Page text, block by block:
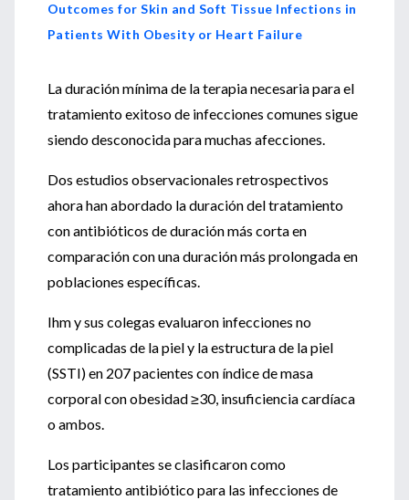
Outcomes for Skin and Soft Tissue Infections in
Patients With Obesity or Heart Failure
La duración mínima de la terapia necesaria para el
tratamiento exitoso de infecciones comunes sigue
siendo desconocida para muchas afecciones.
Dos estudios observacionales retrospectivos
ahora han abordado la duración del tratamiento
con antibióticos de duración más corta en
comparación con una duración más prolongada en
poblaciones específicas.
Ihm y sus colegas evaluaron infecciones no
complicadas de la piel y la estructura de la piel
(SSTI) en 207 pacientes con índice de masa
corporal con obesidad ≥30, insuficiencia cardíaca
o ambos.
Los participantes se clasificaron como
tratamiento antibiótico para las infecciones de